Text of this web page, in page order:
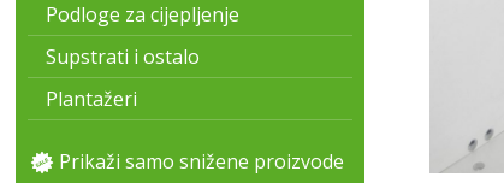
Podloge za cijepljenje
Supstrati i ostalo
Plantažeri
Prikaži samo snižene proizvode